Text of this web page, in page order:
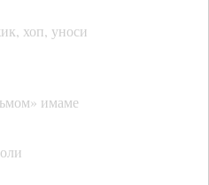
хоп, уноси
имаме